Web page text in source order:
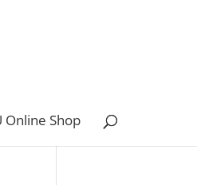
Online Shop